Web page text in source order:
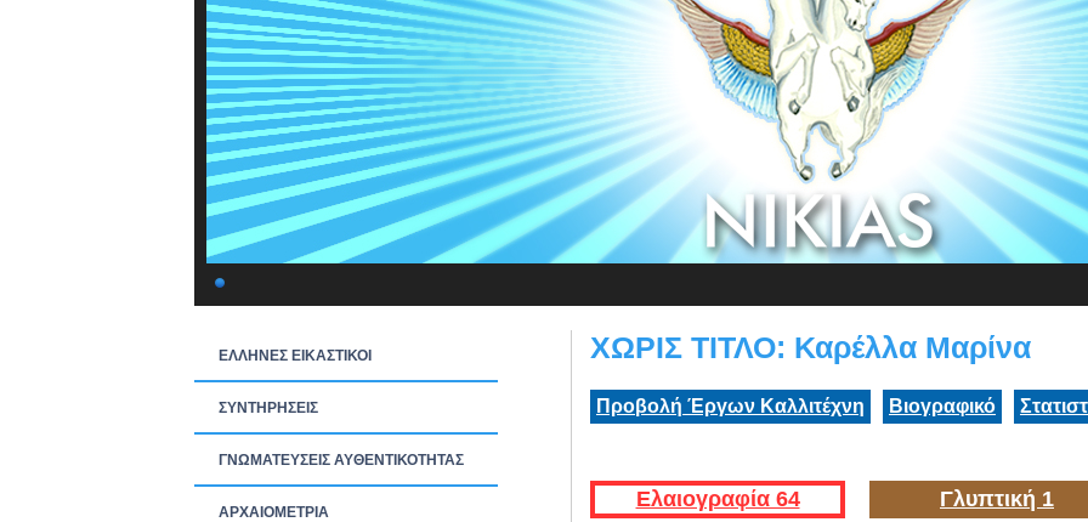
ΕΛΛΗΝΕΣ ΕΙΚΑΣΤΙΚΟΙ
ΣΥΝΤΗΡΗΣΕΙΣ
ΓΝΩΜΑΤΕΥΣΕΙΣ ΑΥΘΕΝΤΙΚΟΤΗΤΑΣ
ΑΡΧΑΙΟΜΕΤΡΙΑ
ΧΩΡΙΣ ΤΙΤΛΟ: Καρέλλα Μαρίνα
Προβολή Έργων Καλλιτέχνη Βιογραφικό
Ελαιογραφία 64 Γλυπτική 1